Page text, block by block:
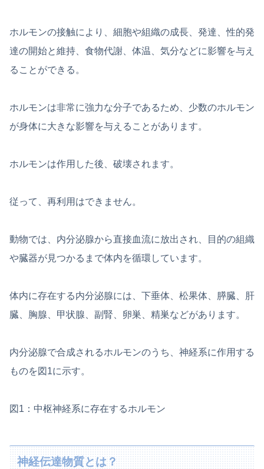
ホルモンの接触により、細胞や組織の成長、発達、性的発
達の開始と維持、食物代謝、体温、気分などに影響を与え
ることができる。
ホルモンは非常に強力な分子であるため、少数のホルモン
が身体に大きな影響を与えることがあります。
ホルモンは作用した後、破壊されます。
従って、再利用はできません。
動物では、内分泌腺から直接血流に放出され、目的の組織
や臓器が見つかるまで体内を循環しています。
体内に存在する内分泌腺には、下垂体、松果体、膵臓、肝
臓、胸腺、甲状腺、副腎、卵巣、精巣などがあります。
内分泌腺で合成されるホルモンのうち、神経系に作用する
ものを図1に示す。
図1：中枢神経系に存在するホルモン
神経伝達物質とは？